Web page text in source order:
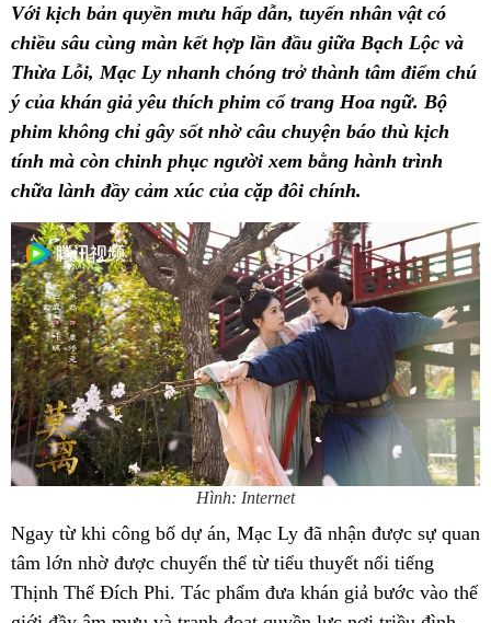
Với kịch bản quyền mưu hấp dẫn, tuyến nhân vật có
chiều sâu cùng màn kết hợp lần đầu giữa Bạch Lộc và
Thừa Lỗi, Mạc Ly nhanh chóng trở thành tâm điểm chú
ý của khán giả yêu thích phim cổ trang Hoa ngữ. Bộ
phim không chỉ gây sốt nhờ câu chuyện báo thù kịch
tính mà còn chinh phục người xem bằng hành trình
chữa lành đầy cảm xúc của cặp đôi chính.
Hình: Internet
Ngay từ khi công bố dự án, Mạc Ly đã nhận được sự quan
tâm lớn nhờ được chuyển thể từ tiểu thuyết nổi tiếng
Thịnh Thế Đích Phi. Tác phẩm đưa khán giả bước vào thế